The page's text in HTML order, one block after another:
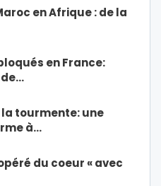
en Afrique : de la
en France:
tourmente: une
à…
du coeur « avec